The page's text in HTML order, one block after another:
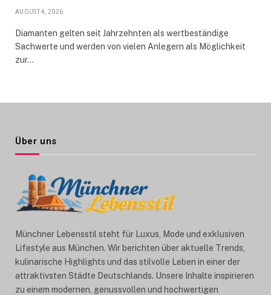
AUGUST 4, 2026
Diamanten gelten seit Jahrzehnten als wertbeständige
Sachwerte und werden von vielen Anlegern als Möglichkeit
zur…
Über uns
Münchner Lebensstil steht für Luxus, Mode und exklusiven
Lifestyle aus München. Wir berichten über aktuelle Trends,
kulinarische Highlights und das stilvolle Leben in einer der
attraktivsten Städte Deutschlands. Unsere Inhalte inspirieren
zu einem modernen, genussvollen und hochwertigen